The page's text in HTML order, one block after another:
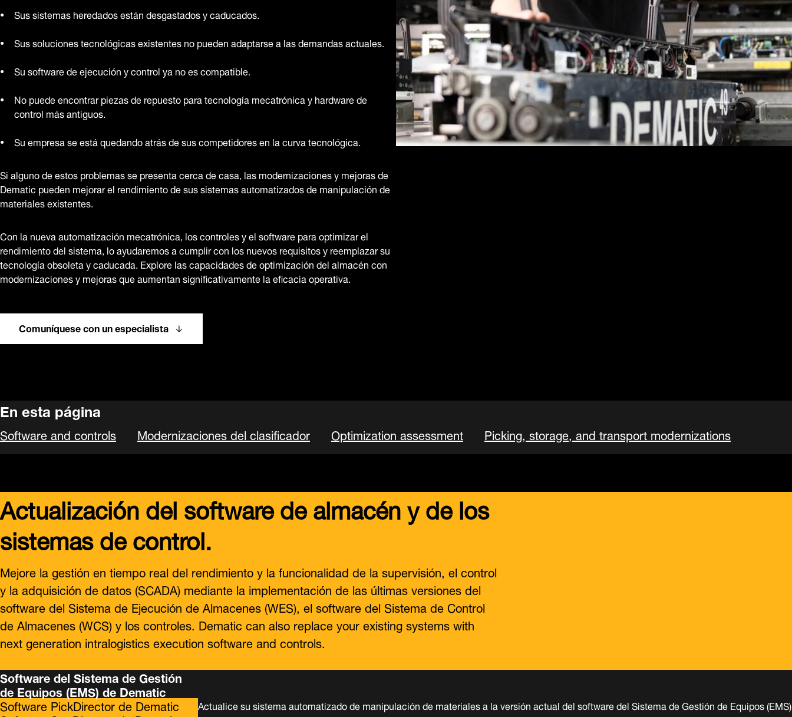
Sus sistemas heredados están desgastados y caducados.
Sus soluciones tecnológicas existentes no pueden adaptarse a las demandas actuales.
Su software de ejecución y control ya no es compatible.
No puede encontrar piezas de repuesto para tecnología mecatrónica y hardware de
control más antiguos.
Su empresa se está quedando atrás de sus competidores en la curva tecnológica.
Si alguno de estos problemas se presenta cerca de casa, las modernizaciones y mejoras de
Dematic pueden mejorar el rendimiento de sus sistemas automatizados de manipulación de
materiales existentes.
Con la nueva automatización mecatrónica, los controles y el software para optimizar el
rendimiento del sistema, lo ayudaremos a cumplir con los nuevos requisitos y reemplazar su
tecnología obsoleta y caducada. Explore las capacidades de optimización del almacén con
modernizaciones y mejoras que aumentan significativamente la eficacia operativa.
Comuníquese con un especialista
En esta página
Software and controls Modernizaciones del clasificador Optimization assessment Picking, storage, and transport modernizations
Actualización del software de almacén y de los
sistemas de control.
Mejore la gestión en tiempo real del rendimiento y la funcionalidad de la supervisión, el control
y la adquisición de datos (SCADA) mediante la implementación de las últimas versiones del
software del Sistema de Ejecución de Almacenes (WES), el software del Sistema de Control
de Almacenes (WCS) y los controles. Dematic can also replace your existing systems with
next generation intralogistics execution software and controls.
Software del Sistema de Gestión
de Equipos (EMS) de Dematic
Software PickDirector de Dematic Actualice su sistema automatizado de manipulación de materiales a la versión actual del software del Sistema de Gestión de Equipos (EMS)